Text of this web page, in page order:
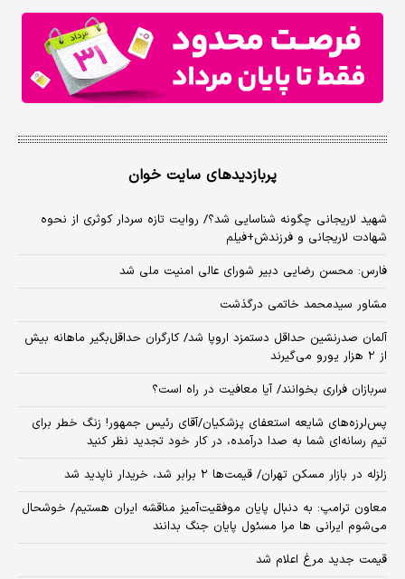
پربازدیدهای سایت خوان
شهید لاریجانی چگونه شناسایی شد؟/ روایت تازه سردار کوثری از نحوه
شهادت لاریجانی و فرزندش+فیلم
فارس: محسن رضایی دبیر شورای عالی امنیت ملی شد
مشاور سیدمحمد خاتمی درگذشت
آلمان صدرنشین حداقل دستمزد اروپا شد/ کارگران حداقل‌بگیر ماهانه بیش
از ۲ هزار یورو می‌گیرند
سربازان فراری بخوانند/ آیا معافیت در راه است؟
پس‌لرزه‌های شایعه استعفای پزشکیان/آقای رئیس جمهور! زنگ خطر برای
تیم رسانه‌ای شما به صدا درآمده، در کار خود تجدید نظر کنید
زلزله در بازار مسکن تهران/ قیمت‌ها ۲ برابر شد، خریدار ناپدید شد
معاون ترامپ: به دنبال پایان موفقیت‌آمیز مناقشه ایران هستیم/ خوشحال
می‌شوم ایرانی ها مرا مسئول پایان جنگ بدانند
قیمت جدید مرغ اعلام شد